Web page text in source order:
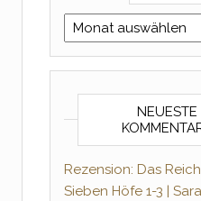
Archiv
NEUESTE
Rezension: Das
Sieben Höfe 1-3 |